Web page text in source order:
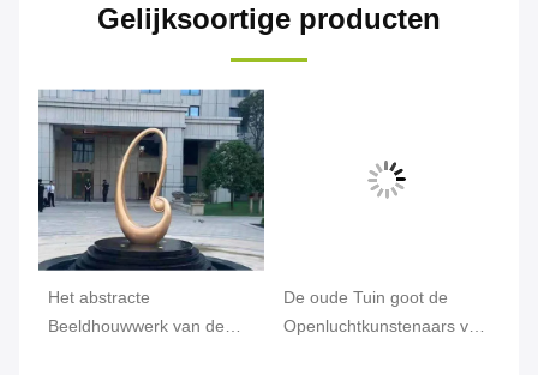
Gelijksoortige producten
Het abstracte
Beeldhouwwerk van de
De oude Tuin goot de
Openluchtkunstenaars van